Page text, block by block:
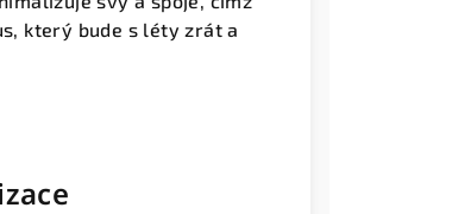
který bude s léty zrát a